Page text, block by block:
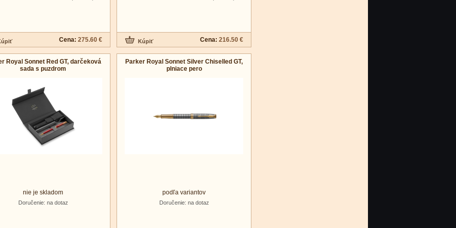
Cena: 275.60 € Cena: 216.50 €
Royal Sonnet Red GT, darčeková
sada s puzdrom
nie je skladom
Doručenie: na dotaz
Parker Royal Sonnet Silver Chiselled GT,
plniace pero
podľa variantov
Doručenie: na dotaz